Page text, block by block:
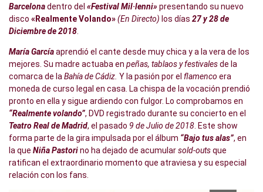
Barcelonadentro del «Festival Mil·lenni» presentando su nuevo
disco «Realmente Volando»(En Directo) los días 27 y 28 de
Diciembre de 2018
María Garcíaaprendió el cante desde muy chica y a la vera de los
mejores. Su madre actuaba en peñas, tablaos y festivalesde la
comarca de la Bahía de Cádiz. Y la pasión por el flamenco era
moneda de curso legal en casa. La chispa de la vocación prendió
pronto en ella y sigue ardiendo con fulgor. Lo comprobamos en
“Realmente volando”, DVD registrado durante su concierto en el
Teatro Real de Madrid, el pasado 9 de Julio de 2018 . Este show
forma parte de la gira impulsada por el álbum “Bajo tus alas”, en
la que Niña Pastorino ha dejado de acumularsold-outsque
ratifican el extraordinario momento que atraviesa y su especial
relación con los fans.